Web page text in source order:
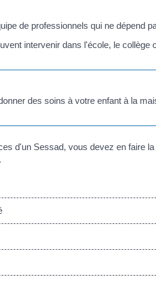
de professionnels qui ne dépend
intervenir dans l'école, le
des soins à votre enfant à la
d'un Sessad, vous devez en faire